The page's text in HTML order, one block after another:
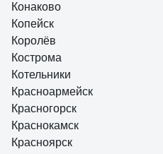
Конаково
Копейск
Королёв
Кострома
Котельники
Красноармейск
Красногорск
Краснокамск
Красноярск